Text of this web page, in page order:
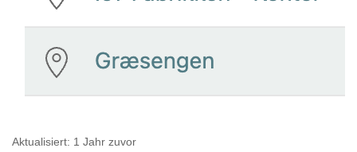
Aktualisiert: 1 Jahr zuvor